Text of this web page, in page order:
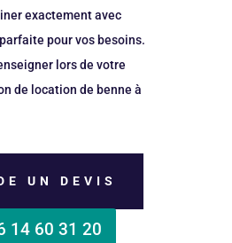
exactement avec
pour vos besoins.
lors de votre
de location de benne à
UN DEVIS
14 60 31 20